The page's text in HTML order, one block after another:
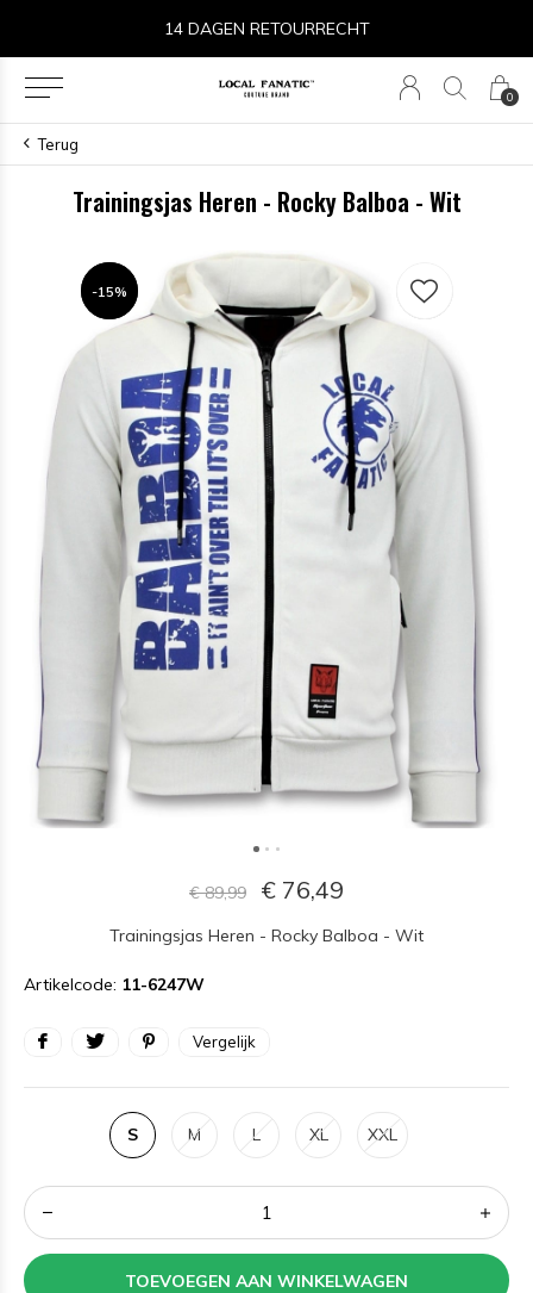
0
14 DAGEN RETOURRECHT
Terug
Trainingsjas Heren - Rocky Balboa - Wit
-15%
-15%
€ 89,99 € 76,49
Trainingsjas Heren - Rocky Balboa - Wit
Artikelcode: 11-6247W
Vergelijk
S M L XL XXL
TOEVOEGEN AAN WINKELWAGEN